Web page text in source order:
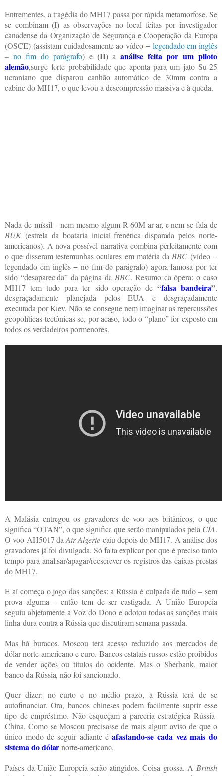
Entrementes, a tragédia do MH17 passa por rápida metamorfose. Se
se combinam(I) as observações no local feitas por investigador
canadense da Organização de Segurança e Cooperação da Europa
(OSCE) (assistam cuidadosamente ao vídeo − legendado em inglês
– no fim do parágrafo) e (II) a análise feita por um piloto
alemão,surge forte probabilidade que aponta para um jato Su-25
ucraniano que disparou canhão automático de 30mm contra a
cabine do MH17, o que levou a descompressão massiva e à queda.
Nada de míssil – nem mesmo algum R-60M ar-ar, e nem se fala de
BUK(estrela da boataria inicial frenética disparada pelos norte-
americanos). A nova possível narrativa combina perfeitamente com
o que disseram testemunhas oculares em matéria daBBC (vídeo −
legendado em inglês − no fim do parágrafo)agora famosa por ter
sido “desaparecida” da página da BBC. Resumo da ópera: o caso
MH17 tem tudo para ter sido operação de “falsa bandeira”,
desgraçadamente planejada pelos EUA e desgraçadamente
executada por Kiev. Não se consegue nem imaginar as repercussões
geopolíticas tectônicas se, por acaso, todo o “plano” for exposto em
todos os verdadeiros pormenores.
A Malásia entregou os gravadores de voo aos britânicos, o que
significa “OTAN”, o que significa que serão manipulados pela CIA.
O voo AH5017 daAir Algerie caiu depois do MH17. A análise dos
gravadores já foi divulgada. Só falta explicar por que é preciso tanto
tempo para analisar/apagar/reescrever os registros das caixas prestas
do MH17.
E aí começa o jogo das sanções: a Rússia é culpada de tudo – sem
prova alguma – então tem de ser castigada. A União Europeia
seguiu abjetamente a Voz do Dono e adotou todas as sanções mais
linha-dura contra a Rússia que discutiram semana passada.
Mas há buracos. Moscou terá acesso reduzido aos mercados de
dólar norte-americano e euro. Bancos estatais russos estão proibidos
de vender ações ou títulos do ocidente. Mas o Sberbank, maior
banco da Rússia, não foi sancionado.
Quer dizer: no curto e no médio prazo, a Rússia terá de se
autofinanciar. Ora, bancos chineses podem facilmente suprir esse
tipo de empréstimo. Não esqueçam a parceria estratégica Rússia-
China. Como se Moscou precisasse de mais algum aviso de que o
único modo de seguir adiante éafastando-se cada vez mais do
sistema do dólarnorte-americano.
Países da União Europeia serão atingidos. Coisa grossa. A British